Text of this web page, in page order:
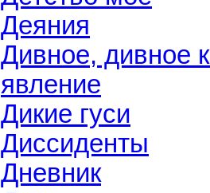
Деяния
Дивное, дивное
явление
Дикие гуси
Диссиденты
Дневник